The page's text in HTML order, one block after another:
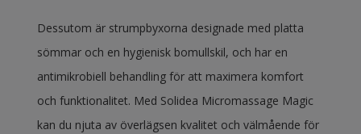
Dessutom är strumpbyxorna designade med platta
sömmar och en hygienisk bomullskil, och har en
antimikrobiell behandling för att maximera komfort
och funktionalitet. Med Solidea Micromassage Magic
kan du njuta av överlägsen kvalitet och välmående för